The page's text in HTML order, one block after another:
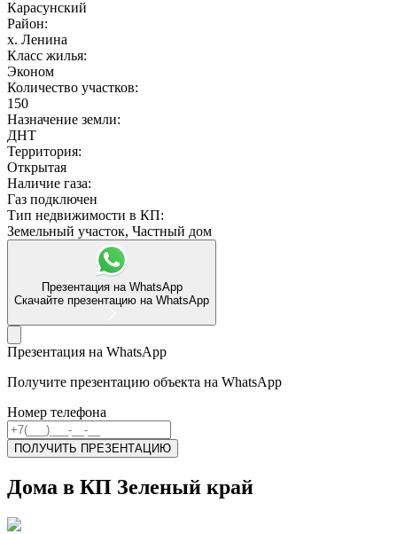
мы в соцсетях
Карасунский
Район:
х. Ленина
Класс жилья:
Эконом
Количество участков:
150
Назначение земли:
ДНТ
Территория:
Открытая
Наличие газа:
Газ подключен
Тип недвижимости в КП:
Земельный участок, Частный дом
Презентация на WhatsApp
Скачайте презентацию на WhatsApp
Презентация на WhatsApp
Получите презентацию объекта на WhatsApp
Номер телефона
ПОЛУЧИТЬ ПРЕЗЕНТАЦИЮ
Дома в КП Зеленый край